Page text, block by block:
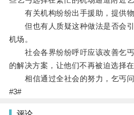
有关机构纷纷出手援助，提供物
但也有人质疑这种做法是否会引
机场。
社会各界纷纷呼吁应该改善乞丐
的解决方案，让他们不再被迫选择在
相信通过全社会的努力，乞丐问
#3#